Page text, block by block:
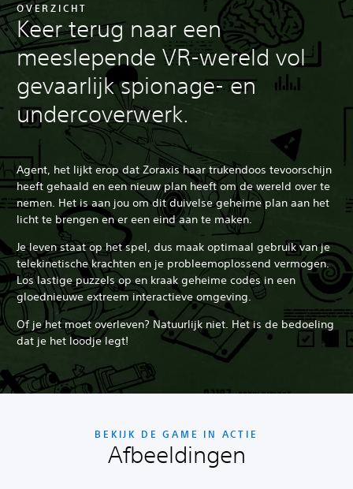
OVERZICHT
Keer terug naar een
meeslepende VR-wereld vol
gevaarlijk spionage- en
undercoverwerk.
Agent, het lijkt erop dat Zoraxis haar trukendoos tevoorschijn
heeft gehaald en een nieuw plan heeft om de wereld over te
nemen. Het is aan jou om dit duivelse geheime plan aan het
licht te brengen en er een eind aan te maken.
Je leven staat op het spel, dus maak optimaal gebruik van je
telekinetische krachten en je probleemoplossend vermogen.
Los lastige puzzels op en kraak geheime codes in een
gloednieuwe extreem interactieve omgeving.
Of je het moet overleven? Natuurlijk niet. Het is de bedoeling
dat je het loodje legt!
BEKIJK DE GAME IN ACTIE
Afbeeldingen